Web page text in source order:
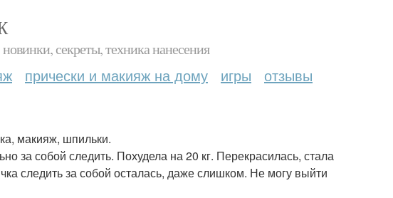
секреты, техника нанесения
прически и макияж на дому игры отзывы
макияж, шпильки.
за собой следить. Похудела на 20 кг. Перекрасилась, стала
следить за собой осталась, даже слишком. Не могу выйти